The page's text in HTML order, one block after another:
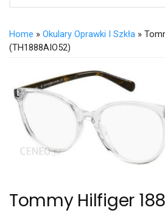
Home » Okulary Oprawki I Szkła »
(TH1888AIO52)
Tommy Hilfiger